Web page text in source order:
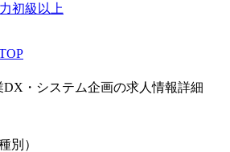
初級以上
DX・システム企画の求人情報詳細
別）